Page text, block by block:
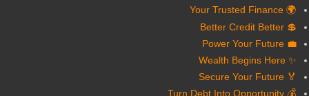
🌍 Your Trusted Finance
💲 Better Credit Better
💼 Power Your Future
✨ Wealth Begins Here
🏅 Secure Your Future
💰 Turn Debt Into Opportunity